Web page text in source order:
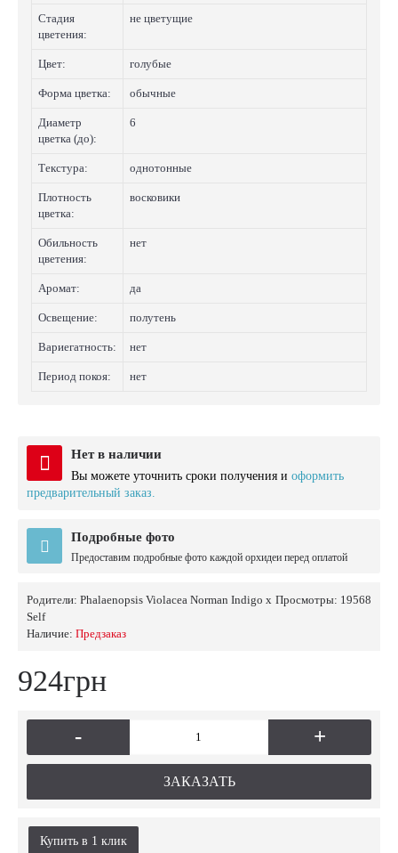
Стадия
цветения:
не цветущие
Цвет: голубые
Форма цветка: обычные
Диаметр
цветка (до):
6
Текстура: однотонные
Плотность
цветка:
восковики
Обильность
цветения:
нет
Аромат: да
Освещение: полутень
Вариегатность: нет
Период покоя: нет
Нет в наличии
Вы можете уточнить сроки получения и оформить
предварительный заказ.
Подробные фото
Предоставим подробные фото каждой орхидеи перед оплатой
Просмотры: 19568
Родители: Phalaenopsis Violacea Norman Indigo x
Self
Наличие: Предзаказ
924грн
- +
ЗАКАЗАТЬ
Купить в 1 клик